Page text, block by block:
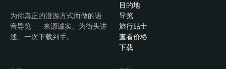
为你真正的漫游方式而做的语
音导览——来源诚实、为街头讲
述、一次下载到手。
目的地
导览
旅行贴士
查看价格
下载